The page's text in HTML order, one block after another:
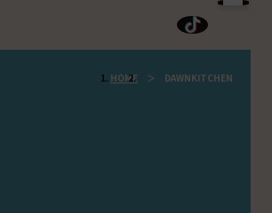
HOME DAWNKITCHEN